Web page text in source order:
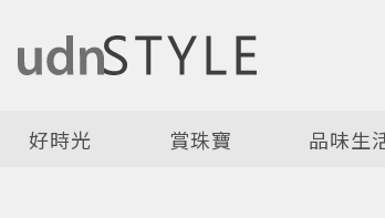
好時光 賞珠寶 品味生